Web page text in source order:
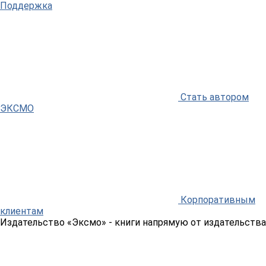
Поддержка
Стать автором
ЭКСМО
Корпоративным
клиентам
Издательство «Эксмо» - книги напрямую от издательства